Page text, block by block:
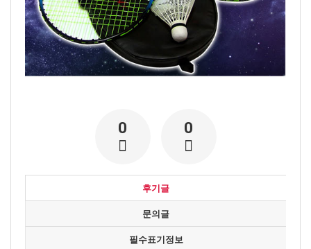
0 0
후기글
문의글
필수표기정보